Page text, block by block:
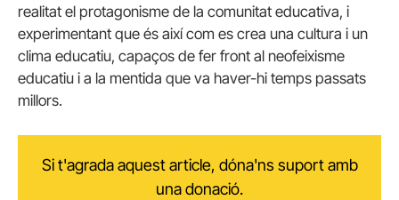
realitat el protagonisme de la comunitat educativa, i
experimentant que és així com es crea una cultura i un
clima educatiu, capaços de fer front al neofeixisme
educatiu i a la mentida que va haver-hi temps passats
millors.
Si t'agrada aquest article, dóna'ns suport amb
una donació.